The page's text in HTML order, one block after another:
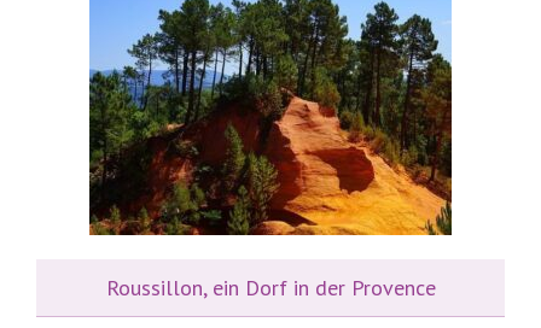
Roussillon, ein Dorf in der Provence